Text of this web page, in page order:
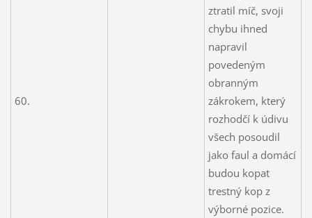
60.
ztratil míč, svoji
chybu ihned
napravil
povedeným
obranným
zákrokem, který
rozhodčí k údivu
všech posoudil
jako faul a domácí
budou kopat
trestný kop z
výborné pozice.